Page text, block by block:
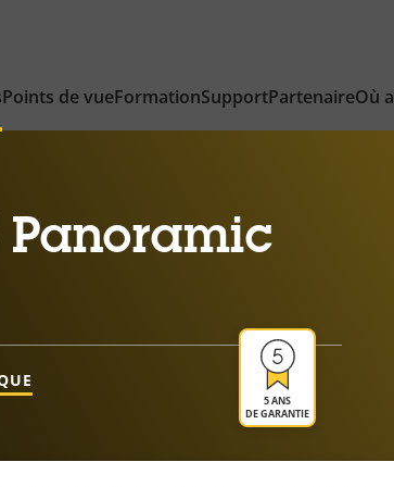
Points de vueFormationSupportPartenaireOù
Panoramic
5 ANS
DE GARANTIE